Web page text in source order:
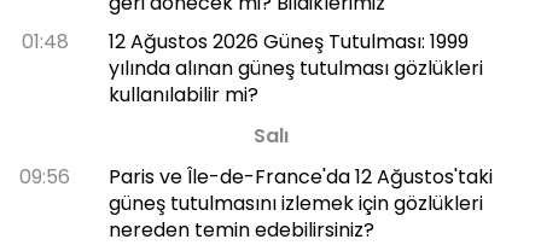
01:48
12 Ağustos 2026 Güneş Tutulması: 1999
yılında alınan güneş tutulması gözlükleri
kullanılabilir mi?
Salı
09:56
Paris ve Île-de-France'da 12 Ağustos'taki
güneş tutulmasını izlemek için gözlükleri
nereden temin edebilirsiniz?